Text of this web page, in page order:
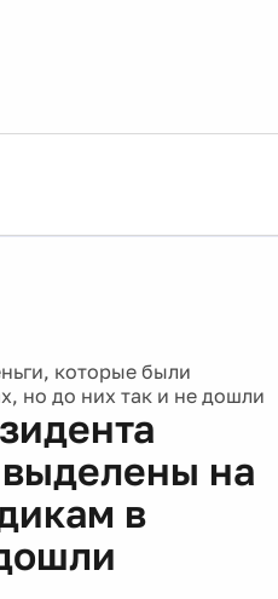
которые были
но до них так и не дошли
на
в